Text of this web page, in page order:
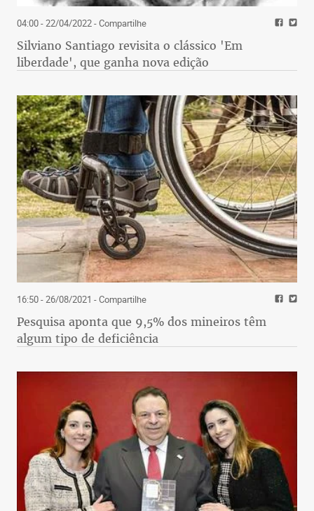
04:00 - 22/04/2022- Compartilhe
Silviano Santiago revisita o clássico 'Em
liberdade', que ganha nova edição
16:50 - 26/08/2021 - Compartilhe
Pesquisa aponta que 9,5% dos mineiros têm
algum tipo de deficiência